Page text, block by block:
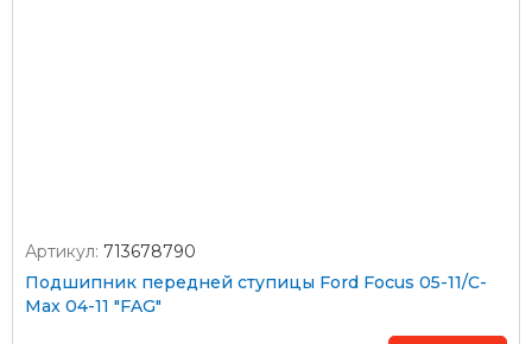
Пластиковыми картами
Артикул: 713678790
Подшипник передней ступицы Ford Focus 05-11/C-
Max 04-11 "FAG"